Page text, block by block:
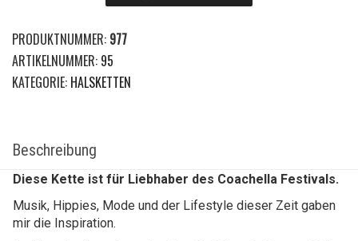
PRODUKTNUMMER: 977
ARTIKELNUMMER: 95
KATEGORIE: HALSKETTEN
Beschreibung
Diese Kette ist für Liebhaber des Coachella Festivals.
Musik, Hippies, Mode und der Lifestyle dieser Zeit gaben
mir die Inspiration.